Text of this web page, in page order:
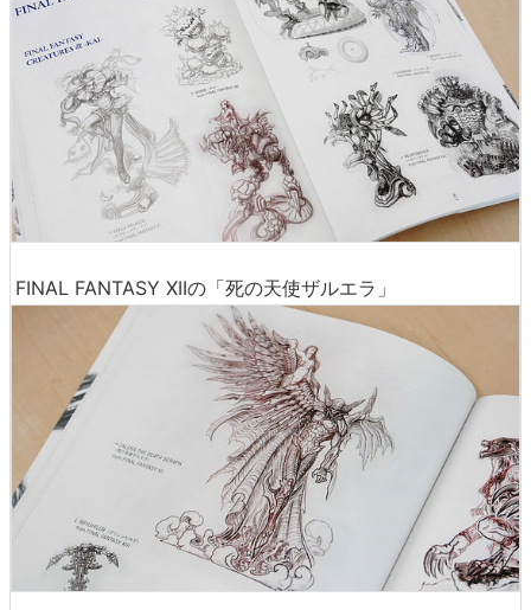
FINAL FANTASY XIIの「死の天使ザルエラ」